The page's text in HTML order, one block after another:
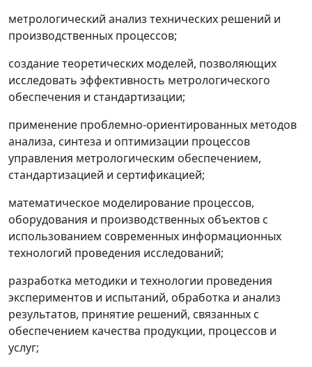
метрологический анализ технических решений и
производственных процессов;
создание теоретических моделей, позволяющих
исследовать эффективность метрологического
обеспечения и стандартизации;
применение проблемно-ориентированных методов
анализа, синтеза и оптимизации процессов
управления метрологическим обеспечением,
стандартизацией и сертификацией;
математическое моделирование процессов,
оборудования и производственных объектов с
использованием современных информационных
технологий проведения исследований;
разработка методики и технологии проведения
экспериментов и испытаний, обработка и анализ
результатов, принятие решений, связанных с
обеспечением качества продукции, процессов и
услуг;